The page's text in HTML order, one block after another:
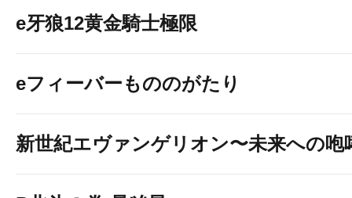
e牙狼12黄金騎士極限
eフィーバーもののがたり
新世紀エヴァンゲリオン〜未来への咆